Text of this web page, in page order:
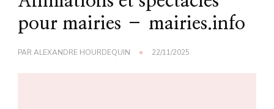
pour mairies – mairies.info
PARALEXANDRE HOURDEQUIN 22/11/2025